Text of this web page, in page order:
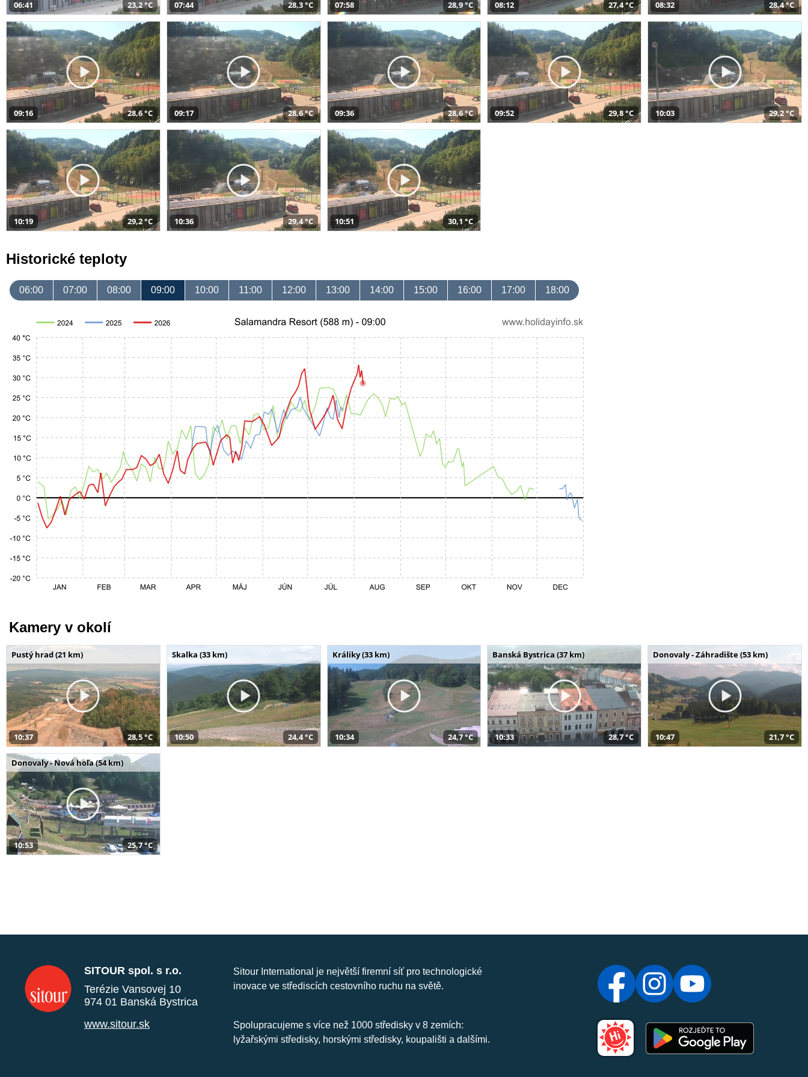
06:41 23,2 °C 07:44 28,3 °C 07:58 28,9 °C 08:12 27,4 °C 08:32 28,4 °C
09:16 28,6 °C 09:17 28,6 °C 09:36 28,6 °C 09:52 29,8 °C 10:03 29,2 °C
10:19 29,2 °C 10:36 29,4 °C 10:51 30,1 °C
Historické teploty
06:00 07:00 08:00 09:00 10:00 11:00 12:00 13:00 14:00 15:00 16:00 17:00 18:00
Kamery v okolí
Pustý hrad (21 km)
10:37 28,5 °C
Skalka (33 km)
10:50 24,4 °C
Králiky (33 km)
10:34 24,7 °C
Banská Bystrica (37 km)
10:33 28,7 °C
Donovaly - Záhradište (53 km)
10:47 21,7 °C
Donovaly - Nová hoľa (54 km)
10:53 25,7 °C
SITOUR spol. s r.o.
Terézie Vansovej 10
974 01 Banská Bystrica
www.sitour.sk
Sitour International je největší firemní síť pro technologické
inovace ve střediscích cestovního ruchu na světě.
Spolupracujeme s více než 1000 středisky v 8 zemích:
lyžařskými středisky, horskými středisky, koupališti a dalšími.